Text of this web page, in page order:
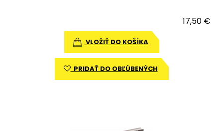
17,50 €
VLOŽIŤ DO KOŠÍKA
PRIDAŤ DO OBĽÚBENÝCH